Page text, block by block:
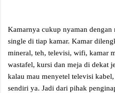
Kamarnya cukup nyaman
single di tiap kamar. Kamar
mineral, teh, televisi, wifi, kamar
wastafel, kursi dan meja di dekat
kalau mau menyetel televisi
sendiri ya. Jadi dari pihak